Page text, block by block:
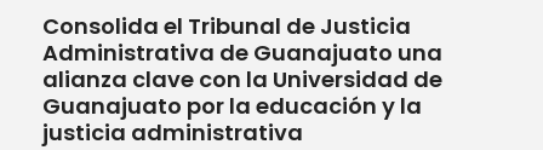
Consolida el Tribunal de Justicia
Administrativa de Guanajuato una
alianza clave con la Universidad de
Guanajuato por la educación y la
justicia administrativa